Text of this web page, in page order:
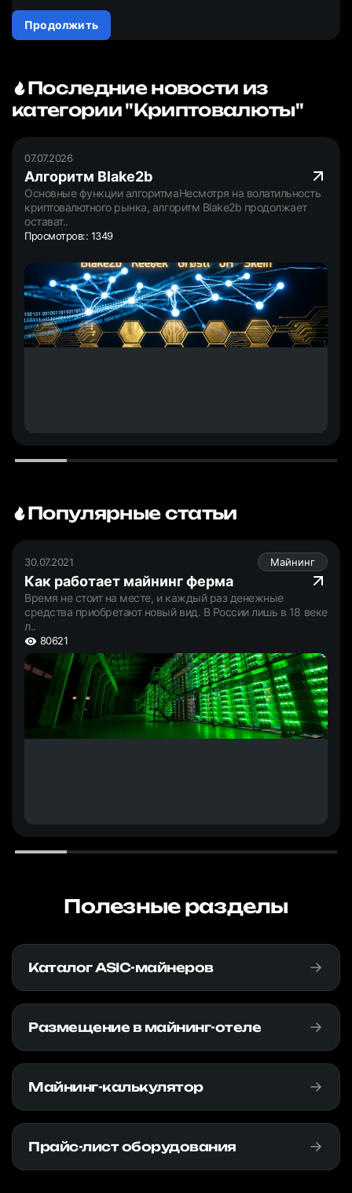
Продолжить
Последние новости из
категории "Криптовалюты"
07.07.2026
Алгоритм Blake2b
Основные функции алгоритмаНесмотря на волатильность
криптовалютного рынка, алгоритм Blake2b продолжает
остават..
Просмотров:: 1349
Популярные статьи
30.07.2021 Майнинг
Как работает майнинг ферма
Время не стоит на месте, и каждый раз денежные
средства приобретают новый вид. В России лишь в 18 веке
л..
80621
Полезные разделы
Каталог ASIC-майнеров
Размещение в майнинг-отеле
Майнинг-калькулятор
Прайс-лист оборудования